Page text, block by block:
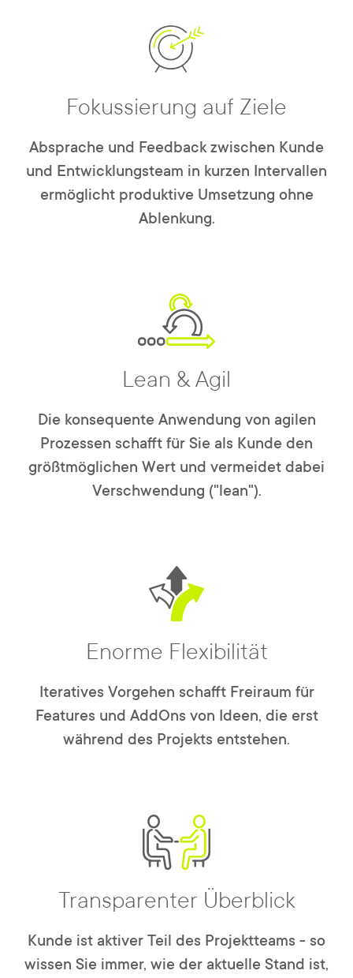
Fokussierung auf Ziele
Absprache und Feedback zwischen Kunde
und Entwicklungsteam in kurzen Intervallen
ermöglicht produktive Umsetzung ohne
Ablenkung.
Lean & Agil
Die konsequente Anwendung von agilen
Prozessen schafft für Sie als Kunde den
größtmöglichen Wert und vermeidet dabei
Verschwendung ("lean").
Enorme Flexibilität
Iteratives Vorgehen schafft Freiraum für
Features und AddOns von Ideen, die erst
während des Projekts entstehen.
Transparenter Überblick
Kunde ist aktiver Teil des Projektteams - so
wissen Sie immer, wie der aktuelle Stand ist,